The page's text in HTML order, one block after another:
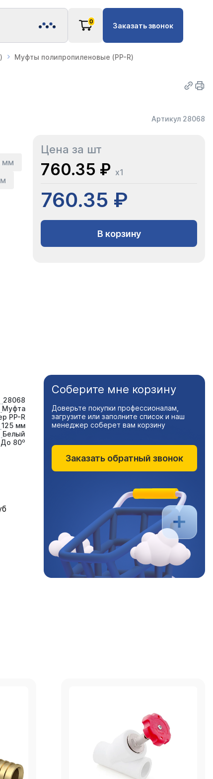
0 Заказать звонок
Муфты полипропиленовые (PP-R)
Артикул 28068
мм
Цена за шт
760.35 ₽ x1
760.35 ₽
В корзину
28068
Муфта
PP-R
125 мм
Белый
До 80⁰
Соберите мне корзину
Доверьте покупки профессионалам,
загрузите или заполните список и наш
менеджер соберет вам корзину
Заказать обратный звонок